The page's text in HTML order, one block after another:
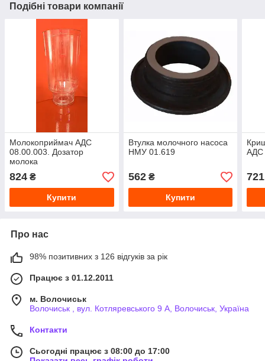
Подібні товари компанії
Молокоприймач АДС
08.00.003. Дозатор
молока
824 ₴
Купити
Втулка молочного насоса
НМУ 01.619
562₴
Купити
АДС
721
Про нас
98% позитивних з 126 відгуків за рік
Працює з 01.12.2011
м. Волочиськ
Волочиськ , вул. Котляревського 9 А, Волочиськ, Україна
Контакти
Сьогодні працює з 08:00 до 17:00